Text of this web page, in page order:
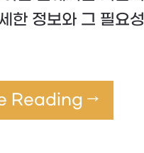
한 정보와 그 필요
Reading →